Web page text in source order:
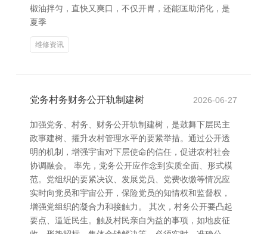
椒油拌匀，直快又爽口，不仅开胃，还能匡助消化，是
夏季
维修资讯
党务村务财务公开轨制建树 2026-06-27
加强党务、村务、财务公开轨制建树，是鼓舞下层民主
政事建树、擢升农村管理水平的要紧举措。通过公开透
明的机制，增强宇宙对下层使命的信任，促进农村社会
协调融会。 率先，党务公开应作念到实质全面、形式模
范。党组织的要紧决议、发展党员、党费收缴等情况应
实时向党员和宇宙公开，保险党员的知情权和监督权，
增强党组织的凝合力和接触力。 其次，村务公开要凸起
要点、逼近民生。触及村民亲自为益的事项，如地皮征